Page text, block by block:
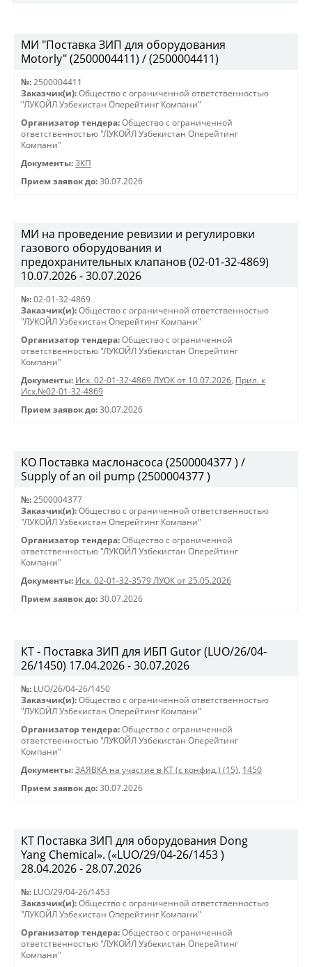
МИ "Поставка ЗИП для оборудования
Motorly" (2500004411) / (2500004411)
№: 2500004411
Заказчик(и): Общество с ограниченной ответственностью
"ЛУКОЙЛ Узбекистан Оперейтинг Компани"
Организатор тендера: Общество с ограниченной
ответственностью "ЛУКОЙЛ Узбекистан Оперейтинг
Компани"
Документы: ЗКП
Прием заявок до: 30.07.2026
МИ на проведение ревизии и регулировки
газового оборудования и
предохранительных клапанов (02-01-32-4869)
10.07.2026 - 30.07.2026
№: 02-01-32-4869
Заказчик(и): Общество с ограниченной ответственностью
"ЛУКОЙЛ Узбекистан Оперейтинг Компани"
Организатор тендера: Общество с ограниченной
ответственностью "ЛУКОЙЛ Узбекистан Оперейтинг
Компани"
Документы: Исх. 02-01-32-4869 ЛУОК от 10.07.2026, Прил. к
Исх.№02-01-32-4869
Прием заявок до: 30.07.2026
КО Поставка маслонасоса (2500004377 ) /
Supply of an oil pump (2500004377 )
№: 2500004377
Заказчик(и): Общество с ограниченной ответственностью
"ЛУКОЙЛ Узбекистан Оперейтинг Компани"
Организатор тендера: Общество с ограниченной
ответственностью "ЛУКОЙЛ Узбекистан Оперейтинг
Компани"
Документы: Исх. 02-01-32-3579 ЛУОК от 25.05.2026
Прием заявок до: 30.07.2026
КТ - Поставка ЗИП для ИБП Gutor (LUO/26/04-
26/1450) 17.04.2026 - 30.07.2026
№: LUO/26/04-26/1450
Заказчик(и): Общество с ограниченной ответственностью
"ЛУКОЙЛ Узбекистан Оперейтинг Компани"
Организатор тендера: Общество с ограниченной
ответственностью "ЛУКОЙЛ Узбекистан Оперейтинг
Компани"
Документы: ЗАЯВКА на участие в КТ (с конфид.) (15), 1450
Прием заявок до: 30.07.2026
КТ Поставка ЗИП для оборудования Dong
Yang Chemical». («LUO/29/04-26/1453 )
28.04.2026 - 28.07.2026
№: LUO/29/04-26/1453
Заказчик(и): Общество с ограниченной ответственностью
"ЛУКОЙЛ Узбекистан Оперейтинг Компани"
Организатор тендера: Общество с ограниченной
ответственностью "ЛУКОЙЛ Узбекистан Оперейтинг
Компани"